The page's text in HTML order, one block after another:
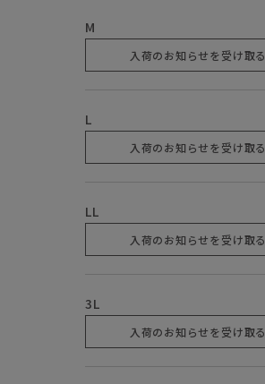
M
入荷のお知らせを受け取る
L
入荷のお知らせを受け取る
LL
入荷のお知らせを受け取る
3L
入荷のお知らせを受け取る